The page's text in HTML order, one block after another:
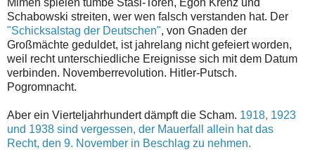
Mimen spielen tumbe Stasi-Toren, Egon Krenz und
Schabowski streiten, wer wen falsch verstanden hat. Der
"Schicksalstag der Deutschen", von Gnaden der
Großmächte geduldet, ist jahrelang nicht gefeiert worden,
weil recht unterschiedliche Ereignisse sich mit dem Datum
verbinden. Novemberrevolution. Hitler-Putsch.
Pogromnacht.
Aber ein Vierteljahrhundert dämpft die Scham. 1918, 1923
und 1938 sind vergessen, der Mauerfall allein hat das
Recht, den 9. November in Beschlag zu nehmen.